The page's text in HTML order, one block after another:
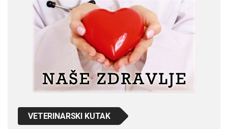
VETERINARSKI KUTAK